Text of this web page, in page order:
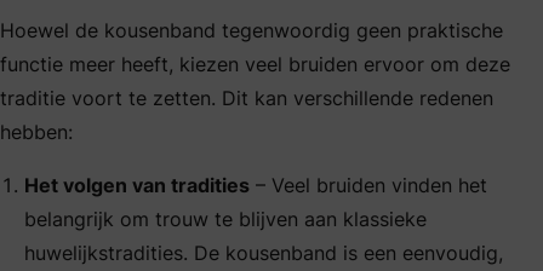
Hoewel de kousenband tegenwoordig geen praktische
functie meer heeft, kiezen veel bruiden ervoor om deze
traditie voort te zetten. Dit kan verschillende redenen
hebben:
Het volgen van tradities – Veel bruiden vinden het
belangrijk om trouw te blijven aan klassieke
huwelijkstradities. De kousenband is een eenvoudig,